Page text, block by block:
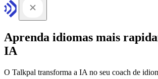
Aprenda idiomas mais
IA
O Talkpal transforma a IA no seu coach de